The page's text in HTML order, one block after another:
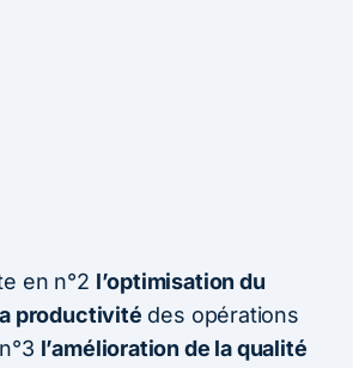
en n°2 l’optimisation du
productivité des opérations
l’amélioration de la qualité